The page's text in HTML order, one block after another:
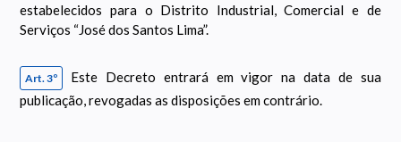
estabelecidos para o Distrito Industrial, Comercial e de
Serviços “José dos Santos Lima”.
Art. 3º
Este Decreto entrará em vigor na data de sua
publicação, revogadas as disposições em contrário.